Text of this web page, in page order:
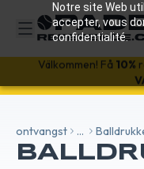
Notre site Web
accepter, vous
confidentialité.
Välkommen! Få 10%
ontvangst ...